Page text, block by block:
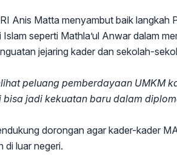
Anis Matta menyambut baik langkah
Islam seperti Mathla’ul Anwar dalam
jejaring kader dan sekolah-
peluang pemberdayaan UMKM
bisa jadi kekuatan baru dalam
dorongan agar kader-kader
di luar negeri.